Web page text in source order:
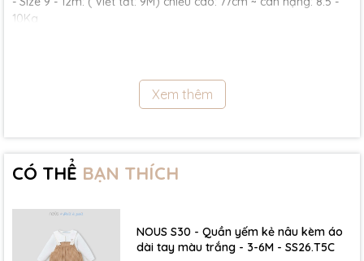
10Kg
- Size 18 - 24m:( Viết tắt: 18M) chiều cao: 86cm ~ cân nặng: 11.5 -
- Size 2 - 3Y: ( Viết tắt: 2Y) chiều cao: 86 - 96cm ~ cân nặng: 13 -
15Kg
17Kg
- Size 4 - 5Y: ( Viết tắt: 4Y) chiều cao: 107 - 114cm ~ cân nặng: 17
Xem thêm
CÓ THỂ BẠN THÍCH
NOUS S30 - Quần yếm kẻ nâu kèm áo
dài tay màu trắng - 3-6M - SS26.T5C